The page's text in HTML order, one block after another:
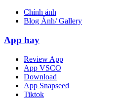
Chỉnh ảnh
Blog Ảnh/ Gallery
App hay
Review App
App VSCO
Download
App Snapseed
Tiktok